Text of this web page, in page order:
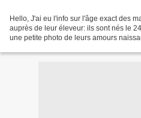
Hello, J'ai eu l'info sur l'âge exact des
auprès de leur éleveur: ils sont nés le
une petite photo de leurs amours